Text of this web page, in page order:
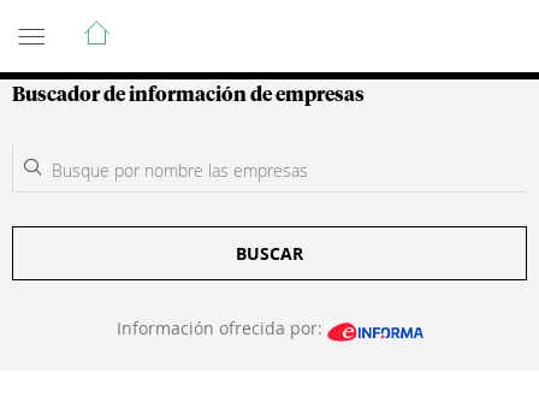
Guía de Empresas Colombianas
Buscador de información de empresas
BUSCAR
Información ofrecida por: